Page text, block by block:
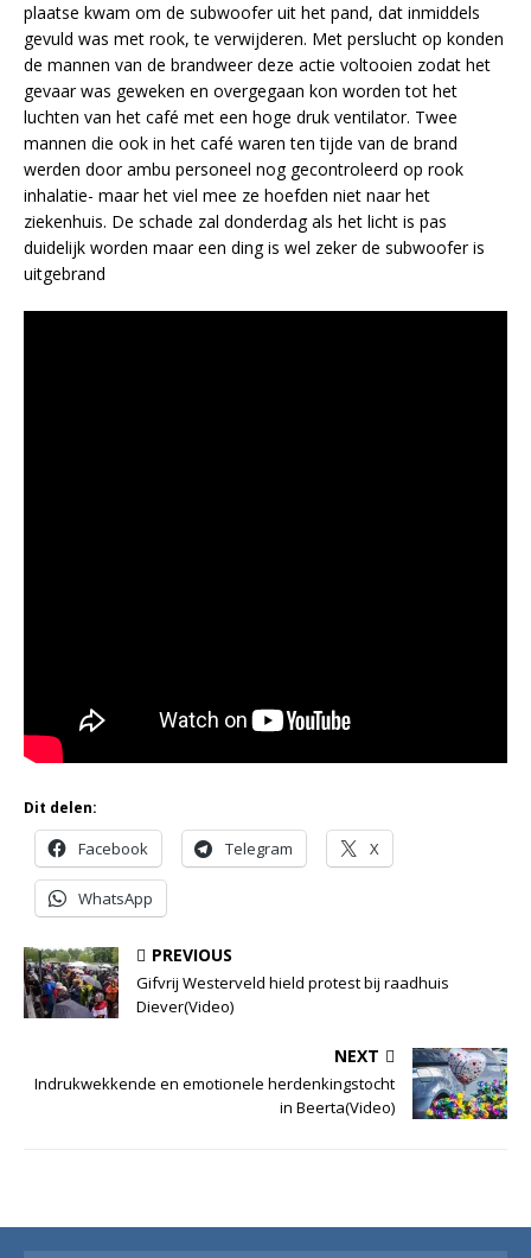
plaatse kwam om de subwoofer uit het pand, dat inmiddels
gevuld was met rook, te verwijderen. Met perslucht op konden
de mannen van de brandweer deze actie voltooien zodat het
gevaar was geweken en overgegaan kon worden tot het
luchten van het café met een hoge druk ventilator. Twee
mannen die ook in het café waren ten tijde van de brand
werden door ambu personeel nog gecontroleerd op rook
inhalatie- maar het viel mee ze hoefden niet naar het
ziekenhuis. De schade zal donderdag als het licht is pas
duidelijk worden maar een ding is wel zeker de subwoofer is
uitgebrand
Dit delen:
Facebook Telegram X
WhatsApp
PREVIOUS
Gifvrij Westerveld hield protest bij raadhuis
Diever(Video)
NEXT
Indrukwekkende en emotionele herdenkingstocht
in Beerta(Video)